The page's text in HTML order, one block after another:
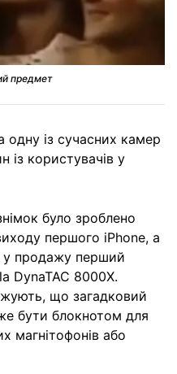
предмет
із сучасних камер
із користувачів у
було зроблено
першого iPhone, а
у продажу перший
DynaTAC 8000X.
що загадковий
бути блокнотом для
магнітофонів або